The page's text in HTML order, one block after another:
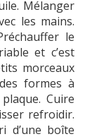
Mélanger
les mains.
le
et c’est
morceaux
formes à
Cuire
refroidir.
d’une boîte